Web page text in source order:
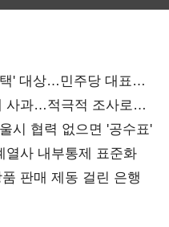
' 대상…민주당 대표로
사과…적극적 조사로
시 협력 없으면 '공수표'
열사 내부통제 표준화
판매 제동 걸린 은행